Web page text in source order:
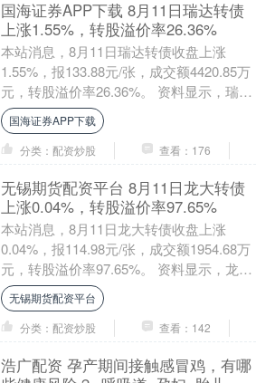
国海证券APP下载 8月11日瑞达转债
上涨1.55%，转股溢价率26.36%
本站消息，8月11日瑞达转债收盘上涨
1.55%，报133.88元/张，成交额4420.85万
元，转股溢价率26.36%。 资料显示，瑞达
转债信用级别为“AA”，....
国海证券APP下载
分类：配资炒股
查看：176
无锡期货配资平台 8月11日龙大转债
上涨0.04%，转股溢价率97.65%
本站消息，8月11日龙大转债收盘上涨
0.04%，报114.98元/张，成交额1954.68万
元，转股溢价率97.65%。 资料显示，龙大
转债信用级别为“A+”，....
无锡期货配资平台
分类：配资炒股
查看：142
浩广配资 孕产期间接触感冒鸡，有哪